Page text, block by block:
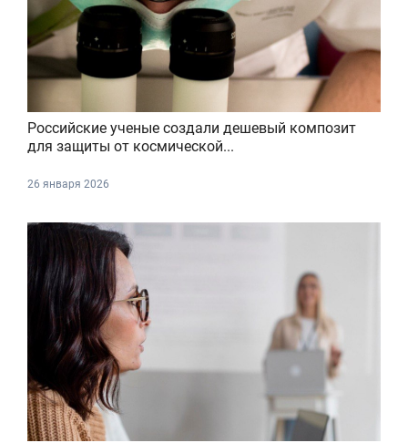
Российские ученые создали дешевый композит
для защиты от космической...
26 января 2026